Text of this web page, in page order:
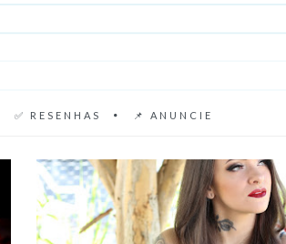
✅ RESENHAS 📌 ANUNCIE